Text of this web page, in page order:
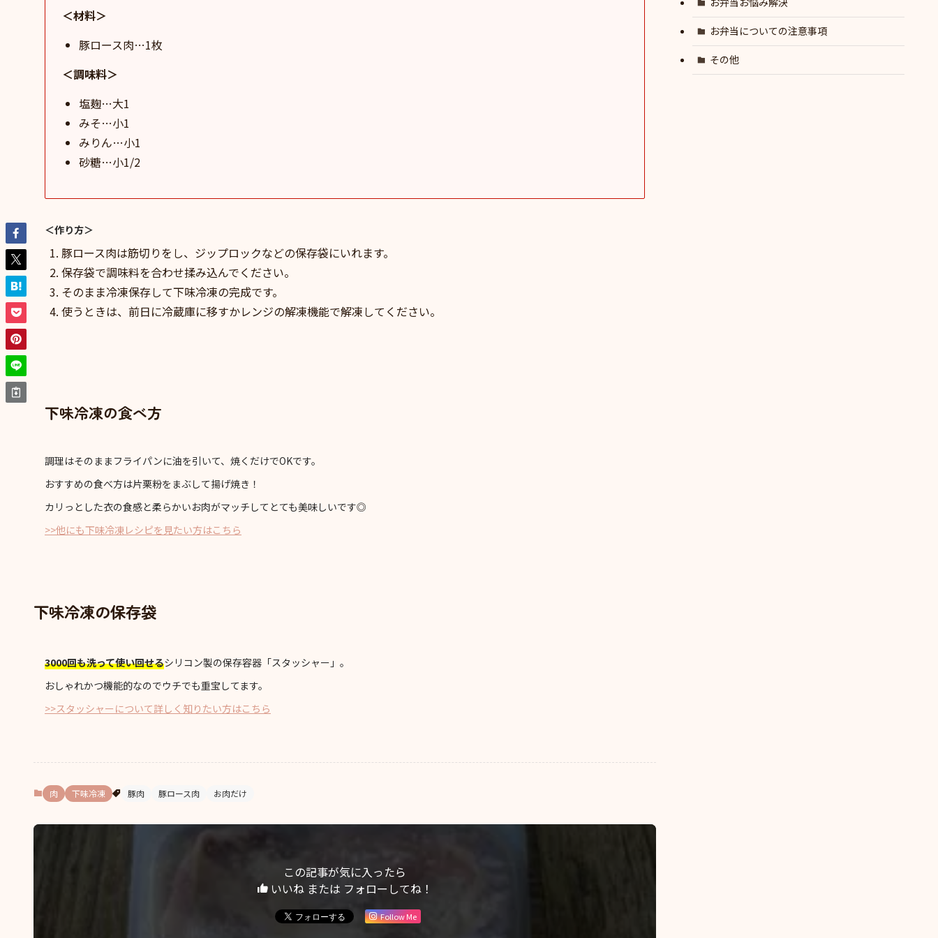
＜材料＞
豚ロース肉…1枚
＜調味料＞
塩麹…大1
みそ…小1
みりん…小1
砂糖…小1/2
＜作り方＞
豚ロース肉は筋切りをし、ジップロックなどの保存袋にいれます。
保存袋で調味料を合わせ揉み込んでください。
そのまま冷凍保存して下味冷凍の完成です。
使うときは、前日に冷蔵庫に移すかレンジの解凍機能で解凍してください。
下味冷凍の食べ方
調理はそのままフライパンに油を引いて、焼くだけでOKです。
おすすめの食べ方は片栗粉をまぶして揚げ焼き！
カリっとした衣の食感と柔らかいお肉がマッチしてとても美味しいです◎
>>他にも下味冷凍レシピを見たい方はこちら
下味冷凍の保存袋
3000回も洗って使い回せるシリコン製の保存容器「スタッシャー」。
おしゃれかつ機能的なのでウチでも重宝してます。
>>スタッシャーについて詳しく知りたい方はこちら
肉 下味冷凍 豚肉 豚ロース肉 お肉だけ
この記事が気に入ったら
いいね または フォローしてね！
Follow Me
お弁当についての注意事項
その他